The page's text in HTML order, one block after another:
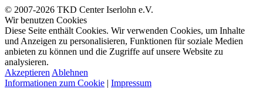
© 2007-2026 TKD Center Iserlohn e.V.
Wir benutzen Cookies
Diese Seite enthält Cookies. Wir verwenden Cookies, um Inhalte
und Anzeigen zu personalisieren, Funktionen für soziale Medien
anbieten zu können und die Zugriffe auf unsere Website zu
analysieren.
Akzeptieren Ablehnen
Informationen zum Cookie | Impressum